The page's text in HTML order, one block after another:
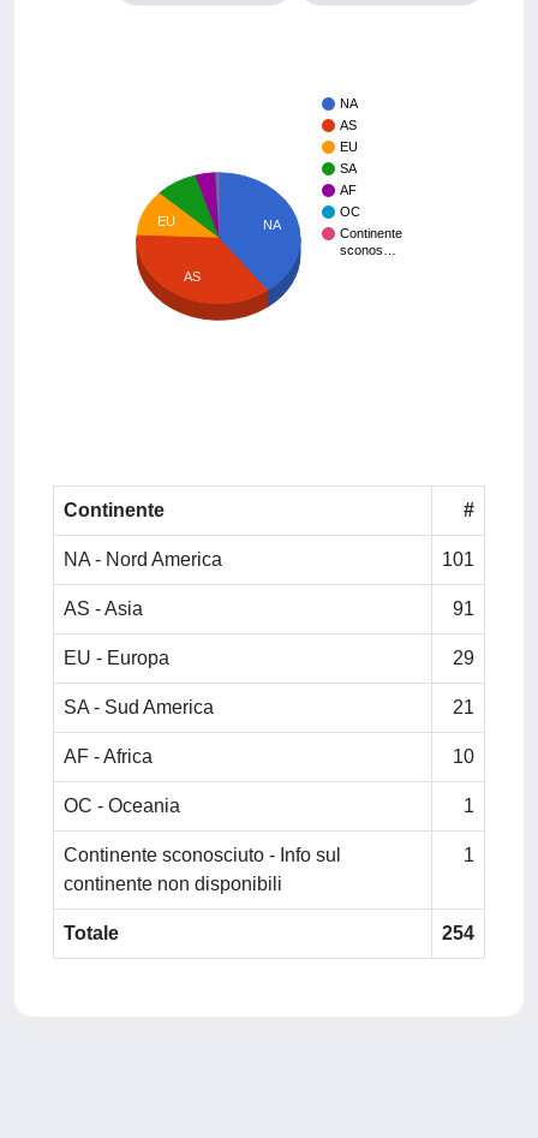
NA
AS
EU
SA
AF
OC
Continente
sconos…
NA
EU
AS
Continente #
NA - Nord America 101
AS - Asia 91
EU - Europa 29
SA - Sud America 21
AF - Africa 10
OC - Oceania 1
Continente sconosciuto - Info sul
continente non disponibili
1
Totale 254